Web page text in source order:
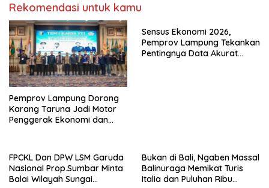
Rekomendasi untuk kamu
Pemprov Lampung Dorong
Karang Taruna Jadi Motor
Penggerak Ekonomi dan
Sensus Ekonomi 2026,
Pemprov Lampung Tekankan
Pentingnya Data Akurat
FPCKL Dan DPW LSM Garuda
Nasional Prop.Sumbar Minta
Balai Wilayah Sungai
Bukan di Bali, Ngaben Massal
Balinuraga Memikat Turis
Italia dan Puluhan Ribu